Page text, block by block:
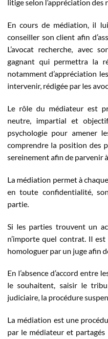
litige selon l’appréciation des
En cours de médiation, il
conseiller son client afin
L’avocat recherche, avec
gagnant qui permettra la
notamment d’appréciation
intervenir, rédigée par les
Le rôle du médiateur est
neutre, impartial et
psychologie pour amener
comprendre la position des
sereinement afin de parvenir
La médiation permet à
en toute confidentialité,
partie.
Si les parties trouvent un
n’importe quel contrat. Il
homologuer par un juge afin
En l’absence d’accord entre
le souhaitent, saisir le
judiciaire, la procédure
La médiation est une
par le médiateur et